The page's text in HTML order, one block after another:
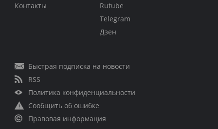
Контакты
Rutube
Telegram
Дзен
Быстрая подписка на новости
RSS
Политика конфиденциальности
Сообщить об ошибке
Правовая информация